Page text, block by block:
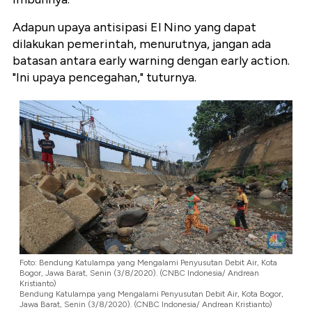
Adapun upaya antisipasi El Nino yang dapat
dilakukan pemerintah, menurutnya, jangan ada
batasan antara early warning dengan early action.
"Ini upaya pencegahan," tuturnya.
Foto: Bendung Katulampa yang Mengalami Penyusutan Debit Air, Kota
Bogor, Jawa Barat, Senin (3/8/2020). (CNBC Indonesia/ Andrean
Kristianto)
Bendung Katulampa yang Mengalami Penyusutan Debit Air, Kota Bogor,
Jawa Barat, Senin (3/8/2020). (CNBC Indonesia/ Andrean Kristianto)